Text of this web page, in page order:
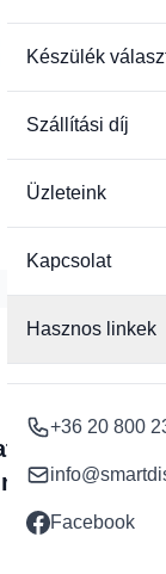
Készülék
Szállítási díj
Üzleteink
Kapcsolat
Hasznos linkek
+36 20 800
Facebook
fonott -
fekete